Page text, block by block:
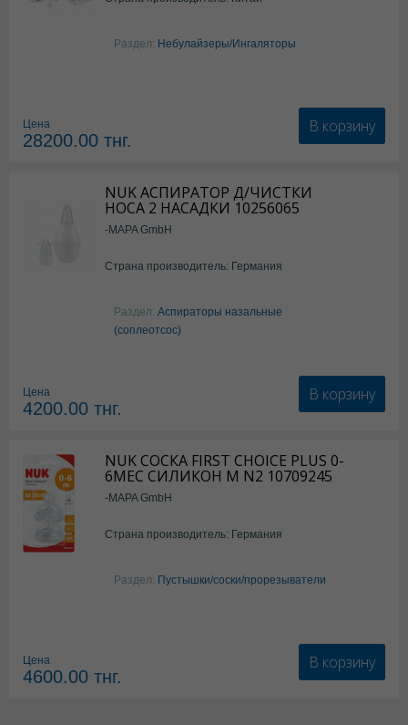
Раздел: Небулайзеры/Ингаляторы
Цена
28200.00 тнг.
В корзину
NUK АСПИРАТОР Д/ЧИСТКИ
НОСА 2 НАСАДКИ 10256065
-MAPA GmbH
Страна производитель: Германия
Раздел: Аспираторы назальные
(соплеотсос)
Цена
4200.00 тнг.
В корзину
NUK СОСКА FIRST CHOICE PLUS 0-
6МЕС СИЛИКОН M N2 10709245
-MAPA GmbH
Страна производитель: Германия
Раздел: Пустышки/соски/прорезыватели
Цена
4600.00 тнг.
В корзину